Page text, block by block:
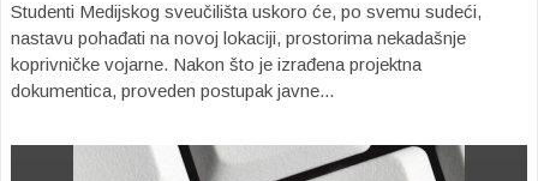
Studenti Medijskog sveučilišta uskoro će, po svemu sudeći,
nastavu pohađati na novoj lokaciji, prostorima nekadašnje
koprivničke vojarne. Nakon što je izrađena projektna
dokumentica, proveden postupak javne...